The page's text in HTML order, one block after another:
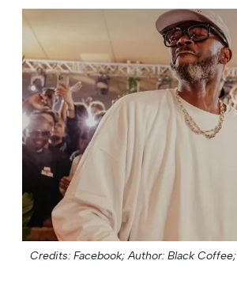
Credits: Facebook; Author: Black Coffee;